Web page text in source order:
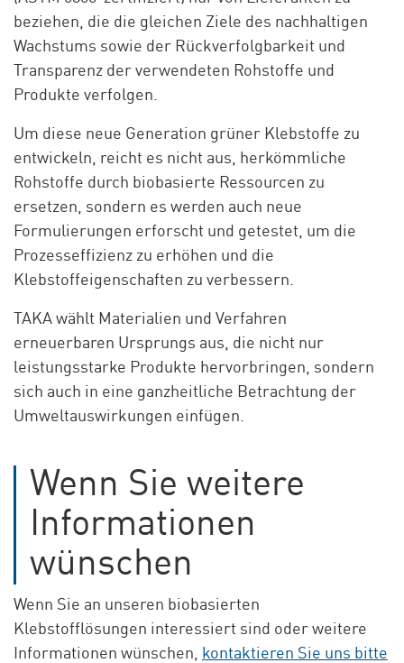
beziehen, die die gleichen Ziele des nachhaltigen
Wachstums sowie der Rückverfolgbarkeit und
Transparenz der verwendeten Rohstoffe und
Produkte verfolgen.
Um diese neue Generation grüner Klebstoffe zu
entwickeln, reicht es nicht aus, herkömmliche
Rohstoffe durch biobasierte Ressourcen zu
ersetzen, sondern es werden auch neue
Formulierungen erforscht und getestet, um die
Prozesseffizienz zu erhöhen und die
Klebstoffeigenschaften zu verbessern.
TAKA wählt Materialien und Verfahren
erneuerbaren Ursprungs aus, die nicht nur
leistungsstarke Produkte hervorbringen, sondern
sich auch in eine ganzheitliche Betrachtung der
Umweltauswirkungen einfügen.
Wenn Sie weitere
Informationen
wünschen
Wenn Sie an unseren biobasierten
Klebstofflösungen interessiert sind oder weitere
Informationen wünschen, kontaktieren Sie uns bitte